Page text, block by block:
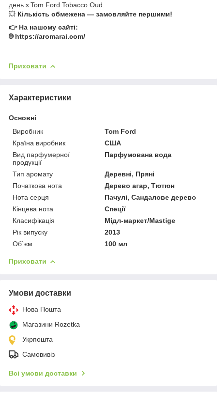
день з Tom Ford Tobacco Oud.
💥 Кількість обмежена — замовляйте першими!
👉 На нашому сайті:
🌐 https://aromarai.com/
Приховати
Характеристики
Основні
Виробник
Tom Ford
Країна виробник
США
Вид парфумерної
продукції
Парфумована вода
Тип аромату
Деревні, Пряні
Початкова нота
Дерево агар, Тютюн
Нота серця
Пачулі, Сандалове дерево
Кінцева нота
Спеції
Класифікація
Мідл-маркет/Mastige
Рік випуску
2013
Об`єм
100 мл
Приховати
Умови доставки
Нова Пошта
Магазини Rozetka
Укрпошта
Самовивіз
Всі умови доставки